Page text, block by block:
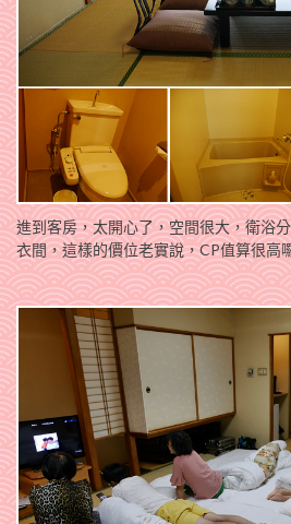
進到客房，太開心了，空間很大，衛浴
衣間，這樣的價位老實說，CP值算很高